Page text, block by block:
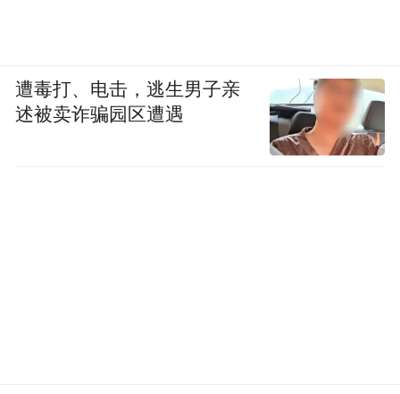
遭毒打、电击，逃生男子亲
述被卖诈骗园区遭遇